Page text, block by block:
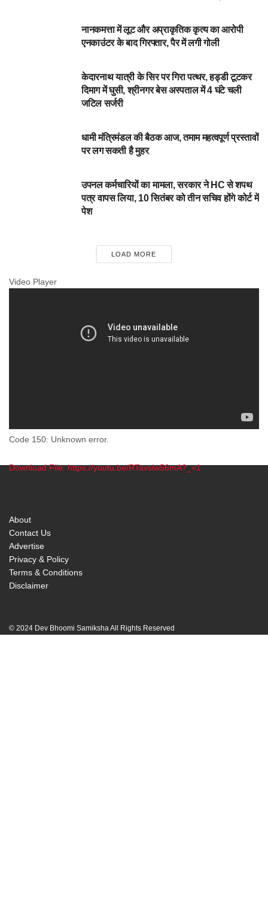
नानकमत्ता में लूट और अप्राकृतिक कृत्य का आरोपी
एनकाउंटर के बाद गिरफ्तार, पैर में लगी गोली
केदारनाथ यात्री के सिर पर गिरा पत्थर, हड्डी टूटकर
दिमाग में घुसी, श्रीनगर बेस अस्पताल में 4 घंटे चली
जटिल सर्जरी
धामी मंत्रिमंडल की बैठक आज, तमाम महत्वपूर्ण प्रस्तावों
पर लग सकती है मुहर
उपनल कर्मचारियों का मामला, सरकार ने HC से शपथ
पत्र वापस लिया, 10 सितंबर को तीन सचिव होंगे कोर्ट में
पेश
LOAD MORE
Video Player
Code 150: Unknown error.
Download File: https://youtu.be/RTavslw56mA?_=1
About
Contact Us
Advertise
Privacy & Policy
Terms & Conditions
Disclaimer
© 2024 Dev Bhoomi Samiksha All Rights Reserved